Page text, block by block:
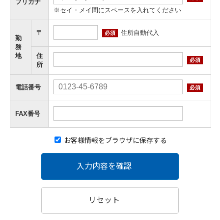
フリガナ
※セイ・メイ間にスペースを入れてください
勤
務
地
〒 必須 住所自動代入
住
所
必須
電話番号 必須
FAX番号
お客様情報をブラウザに保存する
入力内容を確認
リセット